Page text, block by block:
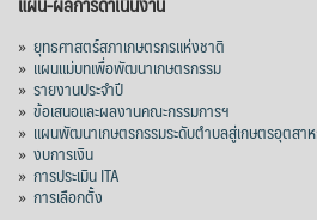
» ยุทธศาสตร์สภาเกษตรกรแห่งชาติ
» แผนแม่บทเพื่อพัฒนาเกษตรกรรม
» รายงานประจำปี
» ข้อเสนอและผลงานคณะกรรมการฯ
» แผนพัฒนาเกษตรกรรมระดับตำบลสู่เกษตรอุตสา
» งบการเงิน
» การประเมิน ITA
» การเลือกตั้ง